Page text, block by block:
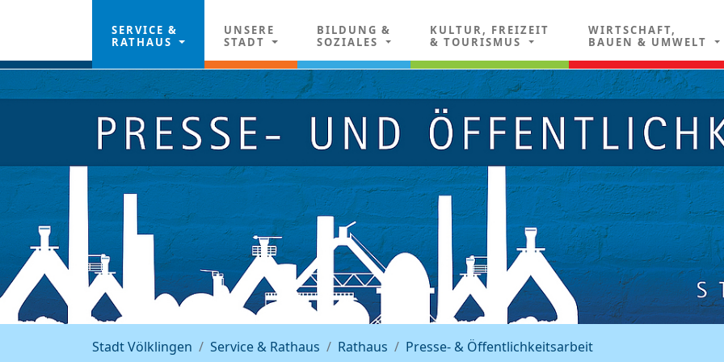
SERVICE &
RATHAUS
UNSERE
STADT
BILDUNG &
SOZIALES
KULTUR, FREIZEIT
& TOURISMUS
WIRTSCHAFT,
BAUEN & UMWELT
Stadt Völklingen Service & Rathaus Rathaus Presse- & Öffentlichkeitsarbeit